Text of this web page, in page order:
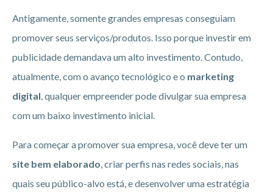
Antigamente, somente grandes empresas conseguiam
promover seus serviços/produtos. Isso porque investir em
publicidade demandava um alto investimento. Contudo,
atualmente, com o avanço tecnológico e o marketing
digital, qualquer empreender pode divulgar sua empresa
com um baixo investimento inicial.
Para começar a promover sua empresa, você deve ter um
site bem elaborado, criar perfis nas redes sociais, nas
quais seu público-alvo está, e desenvolver uma estratégia